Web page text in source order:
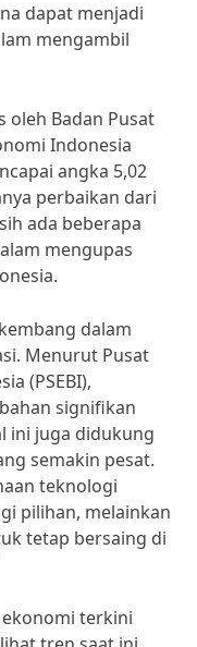
dapat menjadi
mengambil
Badan Pusat
Indonesia
angka 5,02
perbaikan dari
ada beberapa
mengupas
dalam
Menurut Pusat
(PSEBI),
signifikan
ini juga didukung
semakin pesat.
teknologi
pilihan, melainkan
tetap bersaing di
terkini